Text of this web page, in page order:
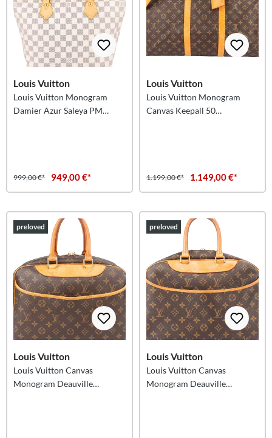
Louis Vuitton
Louis Vuitton Monogram
Damier Azur Saleya PM
999,00 €* 949,00 €*
Louis Vuitton
Louis Vuitton Monogram
Canvas Keepall 50
1.199,00 €* 1.149,00 €*
preloved
Louis Vuitton
Louis Vuitton Canvas
Monogram Deauville
preloved
Louis Vuitton
Louis Vuitton Canvas
Monogram Deauville